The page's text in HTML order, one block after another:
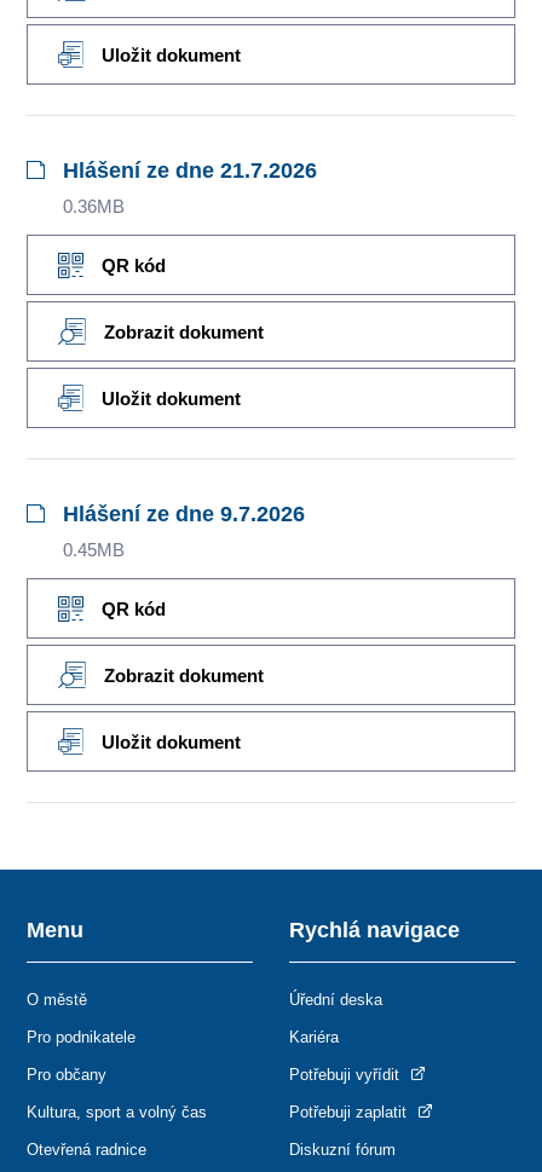
Uložit dokument
Hlášení ze dne 21.7.2026
0.36MB
QR kód
Zobrazit dokument
Uložit dokument
Hlášení ze dne 9.7.2026
0.45MB
QR kód
Zobrazit dokument
Uložit dokument
Menu
O městě
Pro podnikatele
Pro občany
Kultura, sport a volný čas
Otevřená radnice
Rychlá navigace
Úřední deska
Kariéra
Potřebuji vyřídit
Potřebuji zaplatit
Diskuzní fórum